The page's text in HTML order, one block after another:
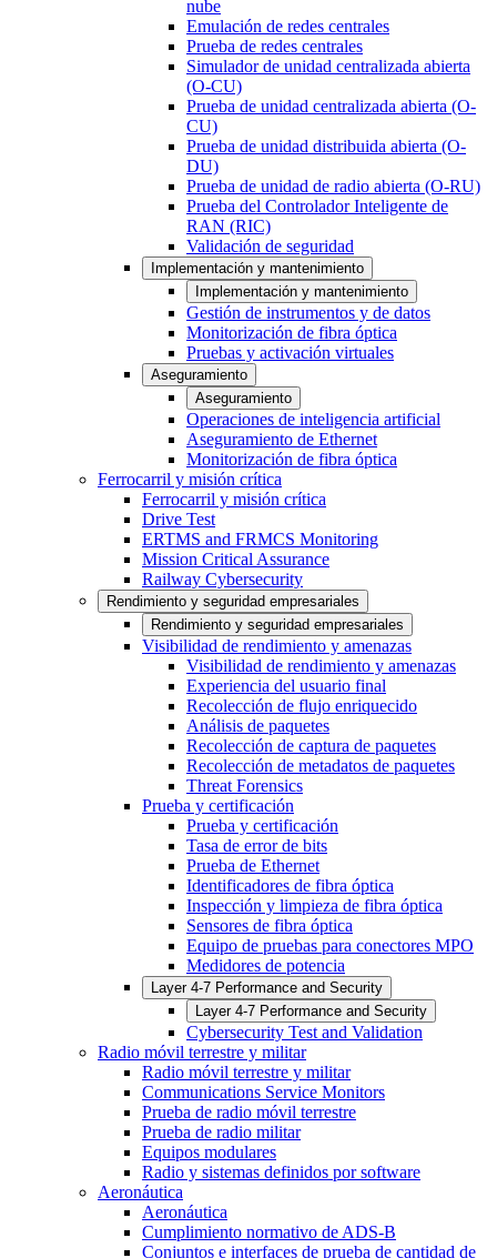
nube
Emulación de redes centrales
Prueba de redes centrales
Simulador de unidad centralizada abierta
(O-CU)
Prueba de unidad centralizada abierta (O-
CU)
Prueba de unidad distribuida abierta (O-
DU)
Prueba de unidad de radio abierta (O-RU)
Prueba del Controlador Inteligente de
RAN (RIC)
Validación de seguridad
Implementación y mantenimiento
Implementación y mantenimiento
Gestión de instrumentos y de datos
Monitorización de fibra óptica
Pruebas y activación virtuales
Aseguramiento
Aseguramiento
Operaciones de inteligencia artificial
Aseguramiento de Ethernet
Monitorización de fibra óptica
Ferrocarril y misión crítica
Ferrocarril y misión crítica
Drive Test
ERTMS and FRMCS Monitoring
Mission Critical Assurance
Railway Cybersecurity
Rendimiento y seguridad empresariales
Rendimiento y seguridad empresariales
Visibilidad de rendimiento y amenazas
Visibilidad de rendimiento y amenazas
Experiencia del usuario final
Recolección de flujo enriquecido
Análisis de paquetes
Recolección de captura de paquetes
Recolección de metadatos de paquetes
Threat Forensics
Prueba y certificación
Prueba y certificación
Tasa de error de bits
Prueba de Ethernet
Identificadores de fibra óptica
Inspección y limpieza de fibra óptica
Sensores de fibra óptica
Equipo de pruebas para conectores MPO
Medidores de potencia
Layer 4-7 Performance and Security
Layer 4-7 Performance and Security
Cybersecurity Test and Validation
Radio móvil terrestre y militar
Radio móvil terrestre y militar
Communications Service Monitors
Prueba de radio móvil terrestre
Prueba de radio militar
Equipos modulares
Radio y sistemas definidos por software
Aeronáutica
Aeronáutica
Cumplimiento normativo de ADS-B
Conjuntos e interfaces de prueba de cantidad de